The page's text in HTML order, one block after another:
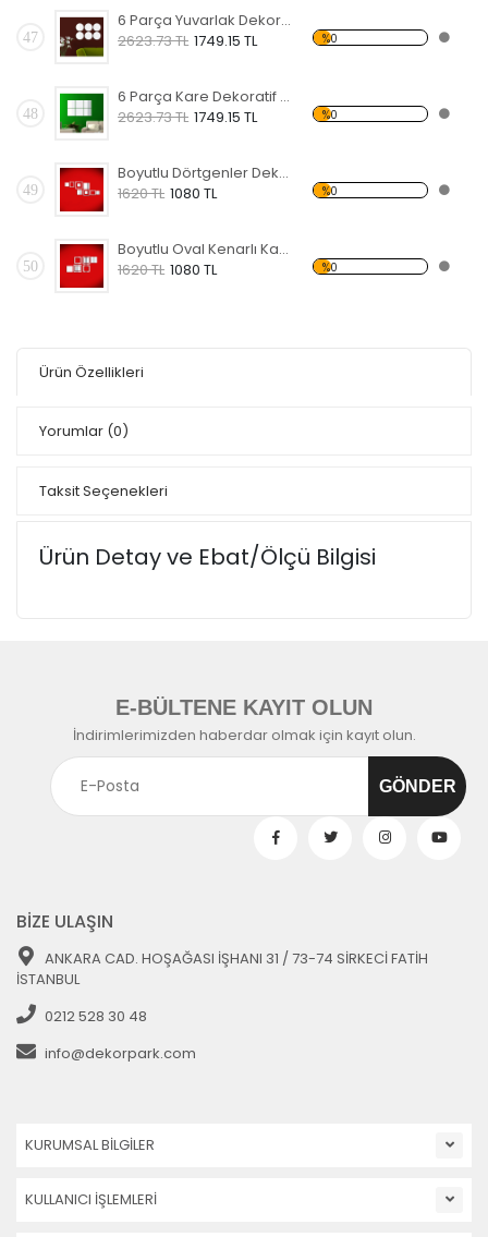
47
6 Parça Yuvarlak Dekoratif Kırılmaz Ayna
2623.73 TL 1749.15 TL %0
48
6 Parça Kare Dekoratif Kırılmaz Ayna
2623.73 TL 1749.15 TL %0
49
Boyutlu Dörtgenler Dekoratif Kırılmaz Ayna
1620 TL 1080 TL %0
50
Boyutlu Oval Kenarlı Kareler Dekoratif Kırılmaz Ayna
1620 TL 1080 TL %0
Ürün Özellikleri
Yorumlar (0)
Taksit Seçenekleri
Ürün Detay ve Ebat/Ölçü Bilgisi
E-BÜLTENE KAYIT OLUN
İndirimlerimizden haberdar olmak için kayıt olun.
BİZE ULAŞIN
ANKARA CAD. HOŞAĞASI İŞHANI 31 / 73-74 SİRKECİ FATİH
İSTANBUL
0212 528 30 48
info@dekorpark.com
KURUMSAL BİLGİLER
KULLANICI İŞLEMLERİ